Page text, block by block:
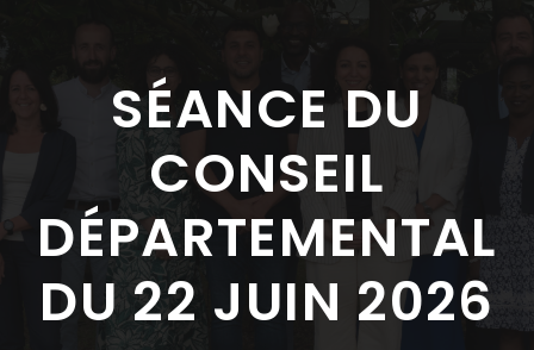
SÉANCE DU
CONSEIL
DÉPARTEMENTAL
DU 22 JUIN 2026